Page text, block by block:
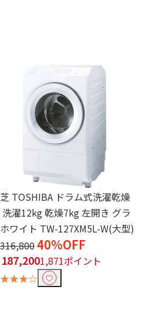
TOSHIBA ドラム式洗濯乾燥
洗濯12kg 乾燥7kg 左開き グラ
ワイト TW-127XM5L-W(大型)
40%OFF
1,871ポイント